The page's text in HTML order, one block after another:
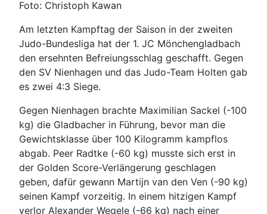
Foto: Christoph Kawan
Am letzten Kampftag der Saison in der zweiten
Judo-Bundesliga hat der 1. JC Mönchengladbach
den ersehnten Befreiungsschlag geschafft. Gegen
den SV Nienhagen und das Judo-Team Holten gab
es zwei 4:3 Siege.
Gegen Nienhagen brachte Maximilian Sackel (-100
kg) die Gladbacher in Führung, bevor man die
Gewichtsklasse über 100 Kilogramm kampflos
abgab. Peer Radtke (-60 kg) musste sich erst in
der Golden Score-Verlängerung geschlagen
geben, dafür gewann Martijn van den Ven (-90 kg)
seinen Kampf vorzeitig. In einem hitzigen Kampf
verlor Alexander Wegele (-66 kg) nach einer